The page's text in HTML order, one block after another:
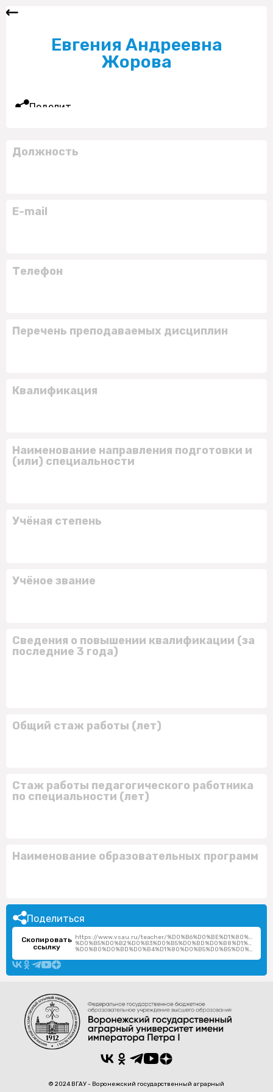
Евгения Андреевна
Жорова
Поделиться
Должность
E-mail
Телефон
Перечень преподаваемых дисциплин
Квалификация
Наименование направления подготовки и
(или) специальности
Учёная степень
Учёное звание
Сведения о повышении квалификации (за
последние 3 года)
Общий стаж работы (лет)
Стаж работы педагогического работника
по специальности (лет)
Наименование образовательных программ
Поделиться
Скопировать
ссылку
https://www.vsau.ru/teacher/
%D0%B5%D0%B2%D0%B3%D0%B5%D0%BD%D0%B8%D1%8F-
%D0%B0%D0%BD%D0%B4%D1%80%D0%B5%D0%B5%D0%B2%D0%BD%D0%B0/
© 2024 ВГАУ - Воронежский государственный аграрный